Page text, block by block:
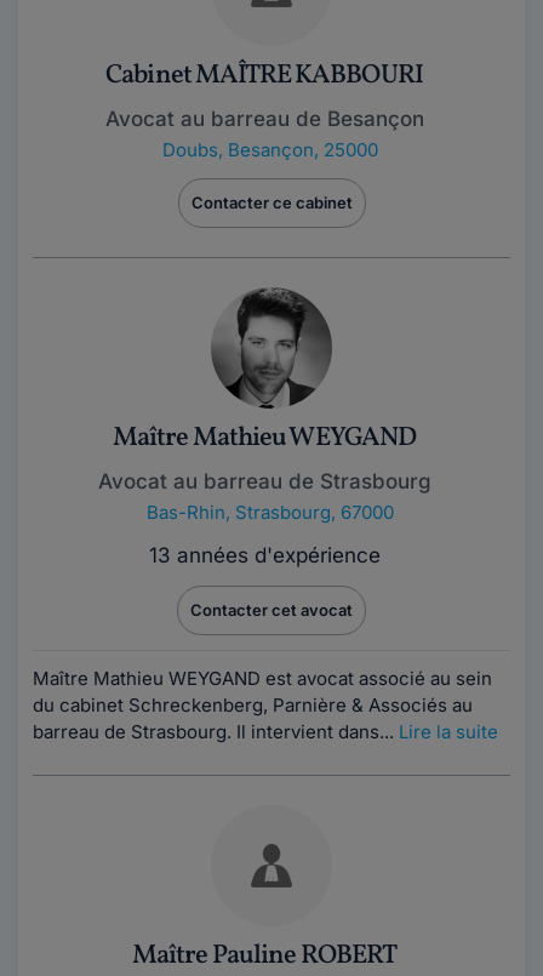
Cabinet MAÎTRE KABBOURI
Avocat au barreau de Besançon
Doubs, Besançon, 25000
Contacter ce cabinet
Maître Mathieu WEYGAND
Avocat au barreau de Strasbourg
Bas-Rhin, Strasbourg, 67000
13 années d'expérience
Contacter cet avocat
Maître Mathieu WEYGAND est avocat associé au sein
du cabinet Schreckenberg, Parnière & Associés au
barreau de Strasbourg. Il intervient dans... Lire la suite
Maître Pauline ROBERT